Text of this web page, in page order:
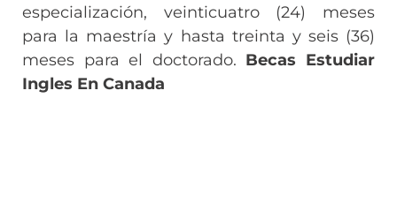
especialización, veinticuatro (24) meses
para la maestría y hasta treinta y seis (36)
meses para el doctorado. Becas Estudiar
Ingles En Canada